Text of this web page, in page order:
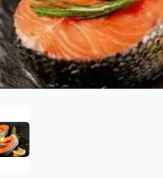
1757081396775-